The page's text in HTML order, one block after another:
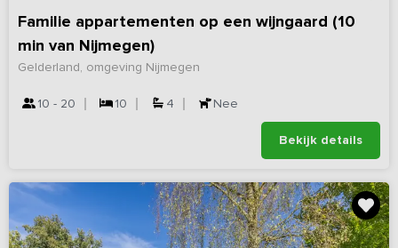
Familie appartementen op een wijngaard (10
min van Nijmegen)
Gelderland, omgeving Nijmegen
10 - 20 10 4 Nee
Bekijk details